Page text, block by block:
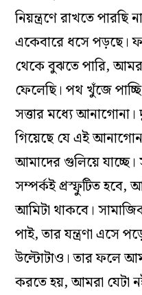
নিয়ন্ত্রণে রাখতে
একেবারে ধসে পড়ছে।
থেকে বুঝতে পারি,
ফেলেছি। পথ খুঁজে পাচ্ছি
সত্তার মধ্যে
গিয়েছে যে এই
আমাদের গুলিয়ে
সম্পর্কই প্রস্ফুটিত হবে,
আমিটা থাকবে।
পাই, তার যন্ত্রণা এসে
উল্টোটাও। তার ফলে
করতে হয়, আমরা যেটা